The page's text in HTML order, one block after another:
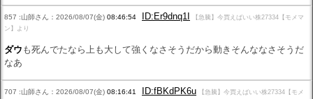
857 :山師さん：2026/08/07(金) 08:46:54 ID:Er9dnq1I
【急騰】今買えばいい株27334【モメマ
ン】より
ダウ も死んでたなら上も大して強くなさそうだから動きそんななさそうだ
なあ
707 :山師さん：2026/08/07(金) 08:16:41 ID:fBKdPK6u
【急騰】今買えばいい株27334【モメ